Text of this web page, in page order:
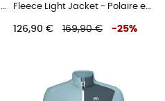
Fleece Grid Hoody - Polaire en laine mérinos femme Fleece Light Jacket - Polaire en laine mérinos homme
126,90 € 169,90 € -25%